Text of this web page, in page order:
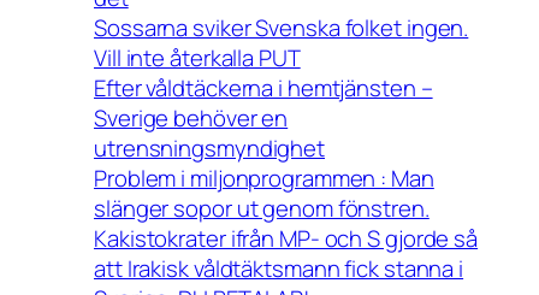
Sossarna sviker Svenska folket ingen.
Vill inte återkalla PUT
Efter våldtäckerna i hemtjänsten –
Sverige behöver en
utrensningsmyndighet
Problem i miljonprogrammen : Man
slänger sopor ut genom fönstren.
Kakistokrater ifrån MP- och S gjorde så
att Irakisk våldtäktsmann fick stanna i